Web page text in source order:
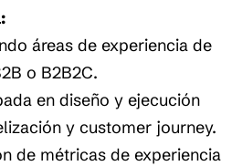
áreas de experiencia de
o B2B2C.
en diseño y ejecución
y customer journey.
de métricas de experiencia